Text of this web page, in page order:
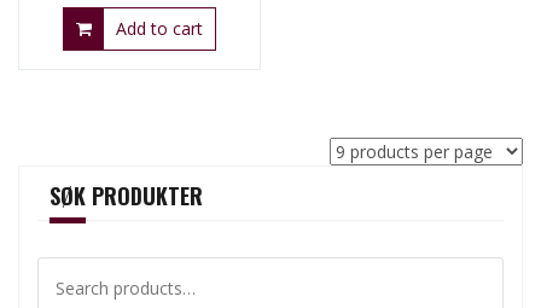
Add to cart
SØK PRODUKTER
for: